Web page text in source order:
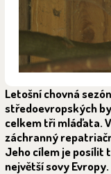
Letošní chovná
středoevropských
celkem tři mláďata.
záchranný
Jeho cílem je posílit
největší sovy Evropy.